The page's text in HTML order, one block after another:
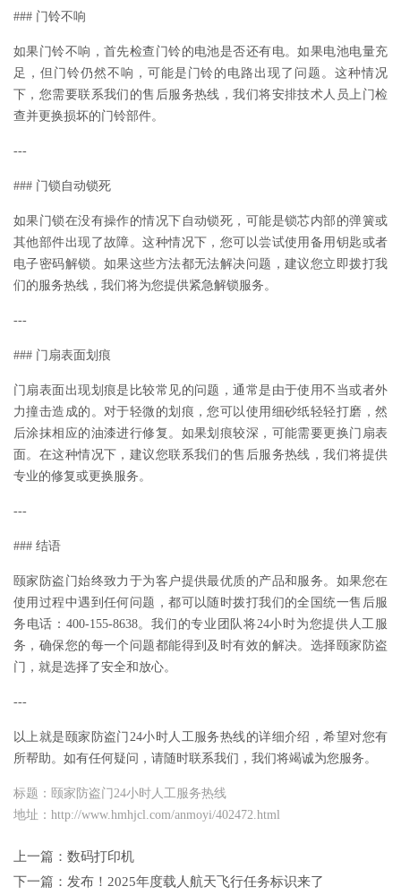
### 门铃不响
如果门铃不响，首先检查门铃的电池是否还有电。如果电池电量充
足，但门铃仍然不响，可能是门铃的电路出现了问题。这种情况
下，您需要联系我们的售后服务热线，我们将安排技术人员上门检
查并更换损坏的门铃部件。
---
### 门锁自动锁死
如果门锁在没有操作的情况下自动锁死，可能是锁芯内部的弹簧或
其他部件出现了故障。这种情况下，您可以尝试使用备用钥匙或者
电子密码解锁。如果这些方法都无法解决问题，建议您立即拨打我
们的服务热线，我们将为您提供紧急解锁服务。
---
### 门扇表面划痕
门扇表面出现划痕是比较常见的问题，通常是由于使用不当或者外
力撞击造成的。对于轻微的划痕，您可以使用细砂纸轻轻打磨，然
后涂抹相应的油漆进行修复。如果划痕较深，可能需要更换门扇表
面。在这种情况下，建议您联系我们的售后服务热线，我们将提供
专业的修复或更换服务。
---
### 结语
颐家防盗门始终致力于为客户提供最优质的产品和服务。如果您在
使用过程中遇到任何问题，都可以随时拨打我们的全国统一售后服
务电话：400-155-8638。我们的专业团队将24小时为您提供人工服
务，确保您的每一个问题都能得到及时有效的解决。选择颐家防盗
门，就是选择了安全和放心。
---
以上就是颐家防盗门24小时人工服务热线的详细介绍，希望对您有
所帮助。如有任何疑问，请随时联系我们，我们将竭诚为您服务。
标题：颐家防盗门24小时人工服务热线
地址：http://www.hmhjcl.com/anmoyi/402472.html
上一篇： 数码打印机
下一篇： 发布！2025年度载人航天飞行任务标识来了